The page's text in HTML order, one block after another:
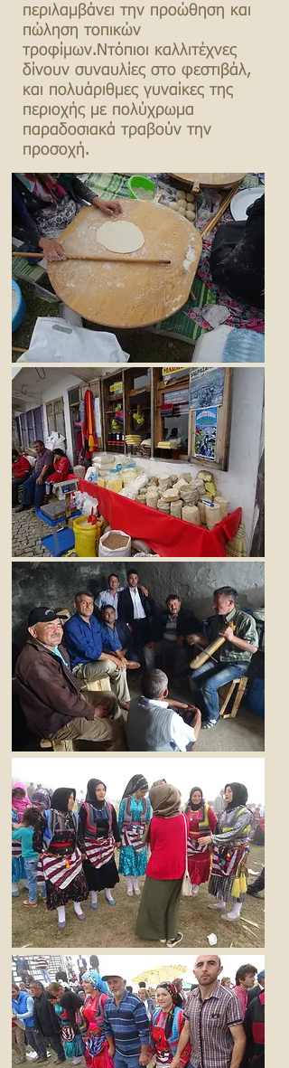
περιλαμβάνει την προώθηση και
πώληση τοπικών
τροφίμων.Ντόπιοι καλλιτέχνες
δίνουν συναυλίες στο φεστιβάλ,
και πολυάριθμες γυναίκες της
περιοχής με πολύχρωμα
παραδοσιακά τραβούν την
προσοχή.